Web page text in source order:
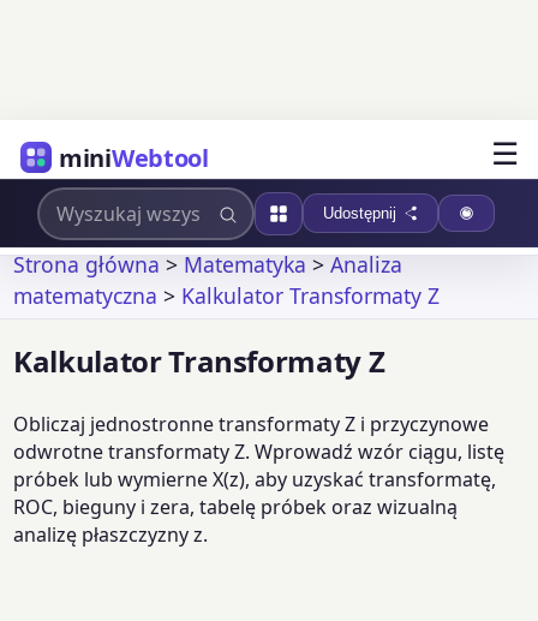
miniWebtool ☰
Udostępnij
Strona główna>Matematyka>Analiza
matematyczna > Kalkulator Transformaty Z
Kalkulator Transformaty Z
Obliczaj jednostronne transformaty Z i przyczynowe
odwrotne transformaty Z. Wprowadź wzór ciągu, listę
próbek lub wymierne X(z), aby uzyskać transformatę,
ROC, bieguny i zera, tabelę próbek oraz wizualną
analizę płaszczyzny z.